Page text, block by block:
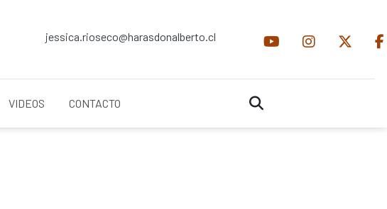
jessica.rioseco@harasdonalberto.cl
VIDEOS
CONTACTO